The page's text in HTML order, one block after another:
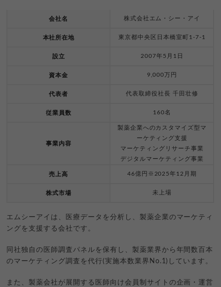
会社名 株式会社エム・シー・アイ
本社所在地 東京都中央区日本橋室町1-7-1
設立 2007年5月1日
資本金 9,000万円
代表者 代表取締役社長 千田壮修
従業員数 160名
事業内容
製薬企業へのカスタマイズ型マ
ーケティング支援
マーケティングリサーチ事業
デジタルマーケティング事業
売上高 46億円※2025年12月期
株式市場 未上場
エムシーアイは、医療データを分析し、製薬企業のマーケティ
ングを支援する会社です。
同社独自の医師調査パネルを保有し、製薬業界から年間数百本
のマーケティング調査を代行(実施本数業界No.1)しています。
また、製薬会社が展開する医師向け会員制サイトの企画・運営